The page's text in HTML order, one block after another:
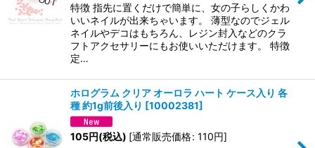
特徴 指先に置くだけで簡単に、女の子らしくかわ
いいネイルが出来ちゃいます。 薄型なのでジェル
ネイルやデコはもちろん、レジン封入などのクラ
フトアクセサリーにもお使いいただけます。 特徴
定…
ホログラム クリア オーロラ ハート ケース入り 各
種 約1g前後入り [10002381]
105円(税込) [通常販売価格: 110円]